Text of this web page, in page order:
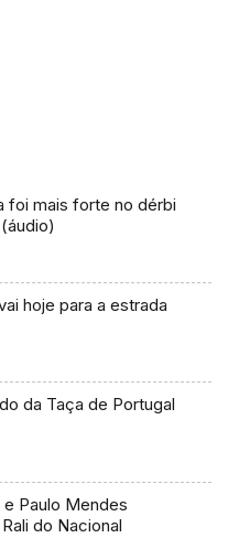
foi mais forte no dérbi
hoje para a estrada
da Taça de Portugal
e Paulo Mendes
do Nacional